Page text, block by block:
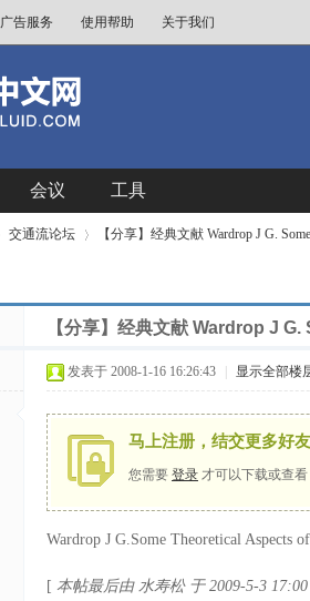
广告服务 使用帮助 关于我们
会议 工具
交通流论坛
›
【分享】经典文献 Wardrop J G.
【分享】经典文献 Wardrop J
发表于 2008-1-16 16:26:43 显示全部楼
马上注册，结交更多好
您需要 登录 才可以下载或查看
Wardrop J G.Some Theoretical Aspects
[ 本帖最后由 水寿松 于 2009-5-3